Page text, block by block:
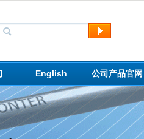
English 公司产品官网